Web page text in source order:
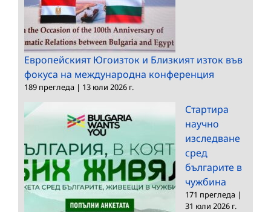
Европейският Югоизток и Близкият изток във
фокуса на международна конференция
189 прегледа | 13 юли 2026 г.
Стартира
научно
изследване
сред
българите в
чужбина
171 прегледа |
31 юли 2026 г.